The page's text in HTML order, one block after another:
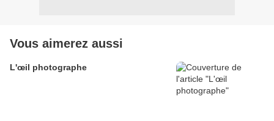
Vous aimerez aussi
L'œil photographe